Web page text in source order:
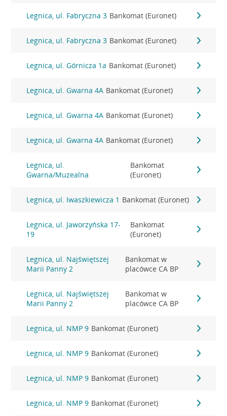
Legnica, ul. Fabryczna 3 Bankomat (Euronet)
Legnica, ul. Fabryczna 3 Bankomat (Euronet)
Legnica, ul. Górnicza 1a Bankomat (Euronet)
Legnica, ul. Gwarna 4A Bankomat (Euronet)
Legnica, ul. Gwarna 4A Bankomat (Euronet)
Legnica, ul. Gwarna 4A Bankomat (Euronet)
Legnica, ul.
Gwarna/Muzealna
Bankomat
(Euronet)
Legnica, ul. Iwaszkiewicza 1 Bankomat (Euronet)
Legnica, ul. Jaworzyńska 17-
19
Bankomat
(Euronet)
Legnica, ul. Najświętszej
Marii Panny 2
Bankomat w
placówce CA BP
Legnica, ul. Najświętszej
Marii Panny 2
Bankomat w
placówce CA BP
Legnica, ul. NMP 9 Bankomat (Euronet)
Legnica, ul. NMP 9 Bankomat (Euronet)
Legnica, ul. NMP 9 Bankomat (Euronet)
Legnica, ul. NMP 9 Bankomat (Euronet)